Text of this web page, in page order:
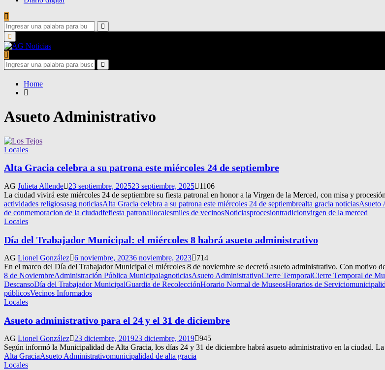
Search
for:
Search
Primary
Menu
Search
for:
Search
Home
Asueto Administrativo
Locales
Alta Gracia celebra a su patrona este miércoles 24 de septiembre
AG Julieta Allende 23 septiembre, 202523 septiembre, 2025
1106
La ciudad vivirá este miércoles 24 de septiembre su fiesta patronal en honor a la Virgen de la Merced, con misa y
actividades religiosasag noticiasAlta Gracia celebra a su patrona este miércoles 24 de septiembrealta gracia noticiasAsueto
de conmemoracion de la ciudadfefiesta patronallocalesmiles de vecinosNoticiasprocesiontradicionvirgen de la merced
Locales
Día del Trabajador Municipal: el miércoles 8 habrá asueto administrativo
AG Lionel González 6 noviembre, 20236 noviembre, 2023
714
En el marco del Día del Trabajador Municipal el miércoles 8 de noviembre se decretó asueto administrativo. Con motivo
8 de NoviembreAdministración Pública MunicipalagnoticiasAsueto AdministrativoCierre TemporalCierre Temporal de
DescansoDía del Trabajador MunicipalGuardia de RecolecciónHorario Normal de MuseosHorarios de Servicio
públicosVecinos Informados
Locales
Asueto administrativo para el 24 y el 31 de diciembre
AG Lionel González 23 diciembre, 201923 diciembre, 2019 945
Según informó la Municipalidad de Alta Gracia, los días 24 y 31 de diciembre habrá asueto administrativo en la ciudad.
Alta GraciaAsueto Administrativomunicipalidad de alta gracia
Locales